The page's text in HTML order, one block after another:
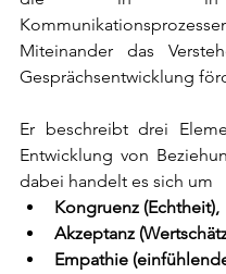
Miteinander das
Gesprächsentwicklung
Er beschreibt drei
Entwicklung von
dabei handelt es sich um
Kongruenz (Echtheit),
Akzeptanz